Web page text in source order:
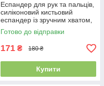
Еспандер для рук та пальців,
силіконовий кистьовий
еспандер із зручним хватом,
JELLO, навантаження 50LB,
22,5 кг
Готово до відправки
171 ₴ 180 ₴
Купити